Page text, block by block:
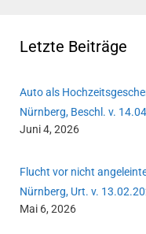
Letzte Beiträge
Auto als
Nürnberg, Beschl. v.
Juni 4, 2026
Flucht vor nicht
Nürnberg, Urt. v.
Mai 6, 2026